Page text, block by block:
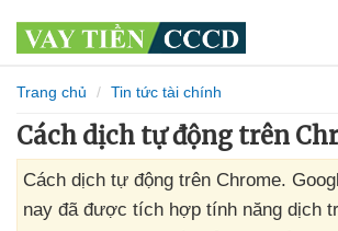
Trang chủ Tin tức tài chính
Cách dịch tự động trên
Cách dịch tự động trên Chrome.
nay đã được tích hợp tính năng dịch